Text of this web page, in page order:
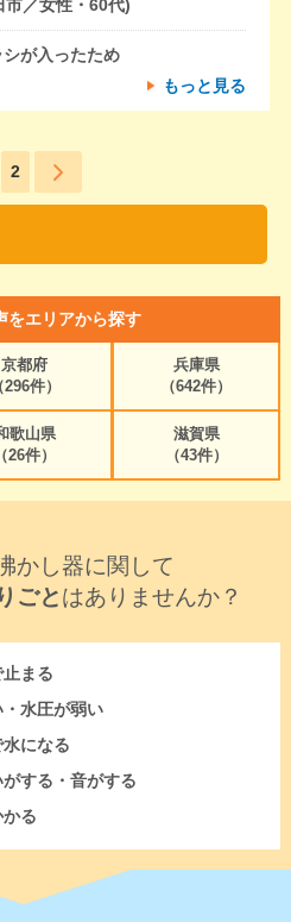
市／女性・60代)
が入ったため
もっと見る
2
をエリアから探す
京都府
296件）
兵庫県
（642件）
歌山県
（26件）
滋賀県
（43件）
かし器に関して
ごとはありませんか？
まる
水圧が弱い
になる
する・音がする
る